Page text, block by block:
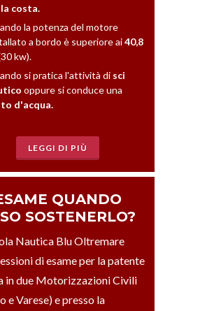
costa.
la potenza del motore
a bordo è superiore ai40,8
kw).
si pratica l'attività di sci
oppure si conduce una
d'acqua.
LEGGI DI PIÙ
QUANDO
SOSTENERLO?
Nautica Blu Oltremare
di esame per la patente
in due Motorizzazioni Civili
e Varese) e presso la